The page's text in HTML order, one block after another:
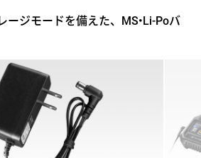
ージモードを備えた、MS•Li-Poバ